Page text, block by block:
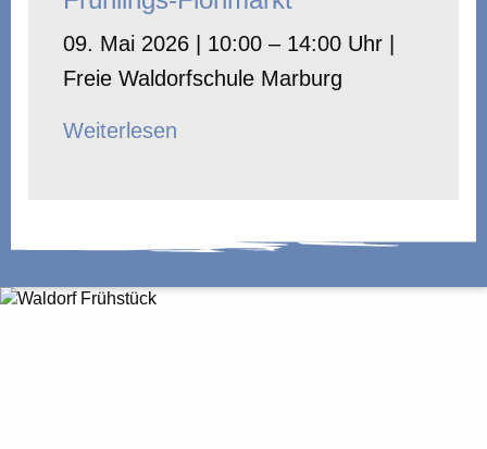
09. Mai 2026 | 10:00 – 14:00 Uhr |
Freie Waldorfschule Marburg
Weiterlesen